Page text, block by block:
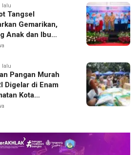
lalu
Tangsel
Gemarikan,
Anak dan Ibu
Protein
lalu
Pangan Murah
Digelar di Enam
Kota
Catat